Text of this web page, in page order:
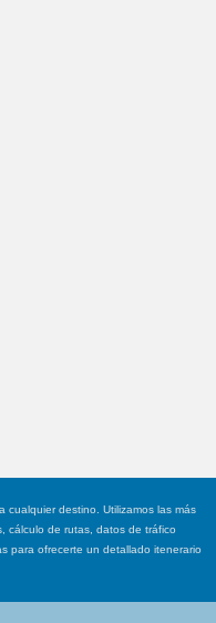
cualquier destino. Utilizamos las más
cálculo de rutas, datos de tráfico
para ofrecerte un detallado itenerario